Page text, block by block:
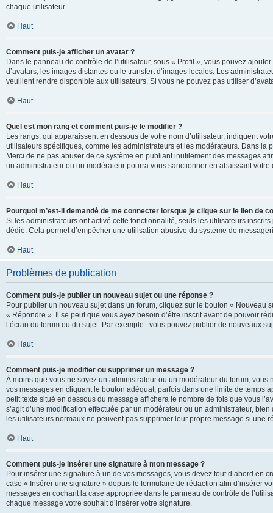
chaque utilisateur.
Haut
Comment puis-je afficher un avatar ?
Dans le panneau de contrôle de l’utilisateur, sous « Profil », vous pouvez
d’avatars, les images distantes ou le transfert d’images locales. Les
veuillent rendre disponible aux utilisateurs. Si vous ne pouvez pas utiliser
Haut
Quel est mon rang et comment puis-je le modifier ?
Les rangs, qui apparaissent en dessous de votre nom d’utilisateur, indiquent
utilisateurs spécifiques, comme les administrateurs et les modérateurs. Dans
Merci de ne pas abuser de ce système en publiant inutilement des messages
un administrateur ou un modérateur pourra vous sanctionner en abaissant votre
Haut
Pourquoi m’est-il demandé de me connecter lorsque je clique sur le lien de
Si les administrateurs ont activé cette fonctionnalité, seuls les utilisateurs
dédié. Cela permet d’empêcher une utilisation abusive du système de
Haut
Problèmes de publication
Comment puis-je publier un nouveau sujet ou une réponse ?
Pour publier un nouveau sujet dans un forum, cliquez sur le bouton «
« Répondre ». Il se peut que vous ayez besoin d’être inscrit avant de pouvoir
l’écran du forum ou du sujet. Par exemple : vous pouvez publier de nouveaux
Haut
Comment puis-je modifier ou supprimer un message ?
À moins que vous ne soyez un administrateur ou un modérateur du forum,
vos messages en cliquant le bouton adéquat, parfois dans une limite de temps
petit texte situé en dessous du message affichera le nombre de fois que vous
s’agit d’une modification effectuée par un modérateur ou un administrateur,
les utilisateurs normaux ne peuvent pas supprimer leur propre message si une
Haut
Comment puis-je insérer une signature à mon message ?
Pour insérer une signature à un de vos messages, vous devez tout d’abord en
case « Insérer une signature » depuis le formulaire de rédaction afin d’insérer
messages en cochant la case appropriée dans le panneau de contrôle de
chaque message votre souhait d’insérer votre signature.